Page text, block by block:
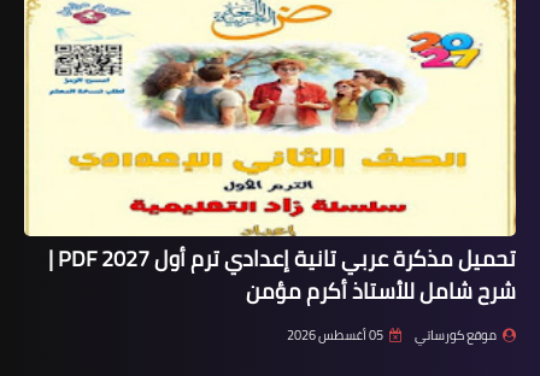
تحميل مذكرة عربي تانية إعدادي ترم أول 2027 PDF |
شرح شامل للأستاذ أكرم مؤمن
موقع كورساتي 05 أغسطس 2026